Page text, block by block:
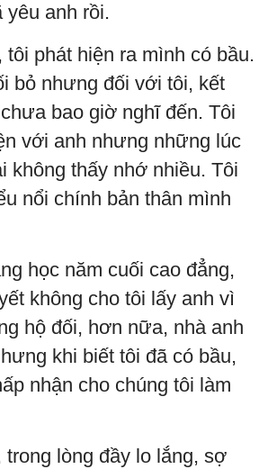
anh rồi.
tôi phát hiện ra mình có bầu.
bỏ nhưng đối với tôi, kết
bao giờ nghĩ đến. Tôi
với anh nhưng những lúc
không thấy nhớ nhiều. Tôi
nổi chính bản thân mình
học năm cuối cao đẳng,
không cho tôi lấy anh vì
hộ đối, hơn nữa, nhà anh
khi biết tôi đã có bầu,
nhận cho chúng tôi làm
trong lòng đầy lo lắng, sợ